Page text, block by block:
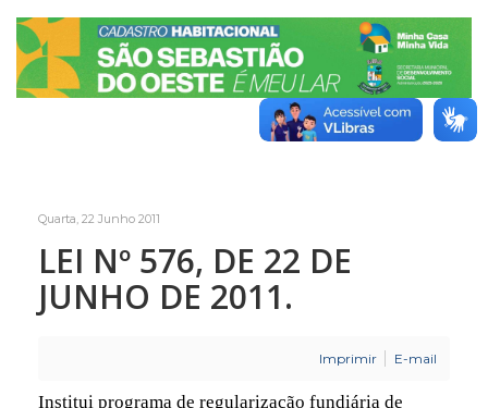
Quarta, 22 Junho 2011
LEI Nº 576, DE 22 DE
JUNHO DE 2011.
Imprimir E-mail
Institui programa de regularização fundiária de